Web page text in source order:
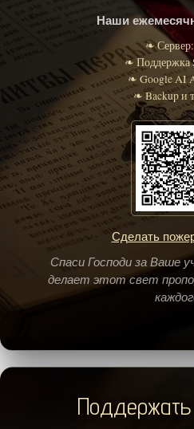
Наши
❧
❧ Поддержка
❧ Google AI
❧ Backup и
Сделать
Спаси Господи за Ваше
делает этот свет